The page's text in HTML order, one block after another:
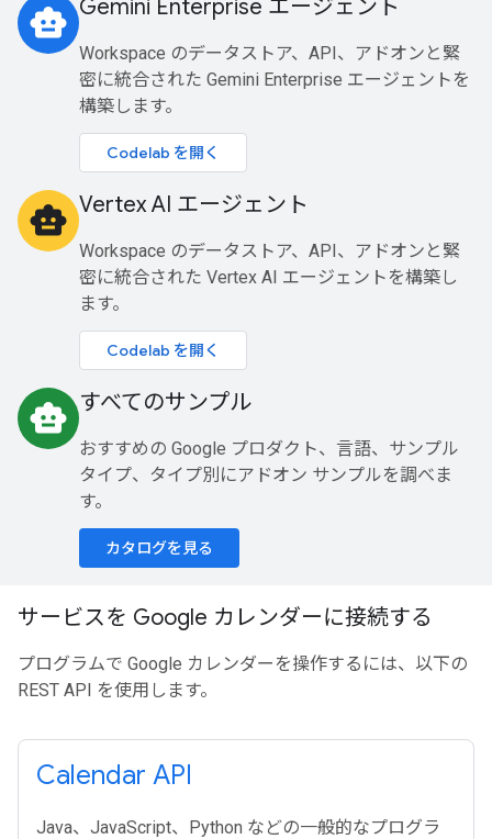
smart_toy Gemini Enterprise エージェント
Workspace のデータストア、API、アドオンと緊
密に統合された Gemini Enterprise エージェントを
構築します。
Codelab を開く
smart_toy Vertex AI エージェント
Workspace のデータストア、API、アドオンと緊
密に統合された Vertex AI エージェントを構築し
ます。
Codelab を開く
smart_toy すべてのサンプル
おすすめの Google プロダクト、言語、サンプル
タイプ、タイプ別にアドオン サンプルを調べま
す。
カタログを見る
サービスを Google カレンダーに接続する
プログラムで Google カレンダーを操作するには、以下の
REST API を使用します。
Calendar API
Java、JavaScript、Python などの一般的なプログラ